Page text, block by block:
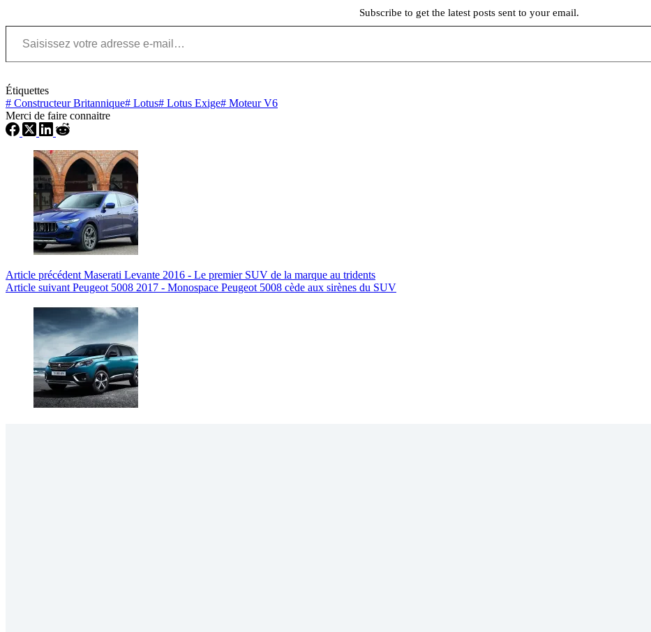
Subscribe to get the latest posts sent to your email.
Saisissez votre adresse e-mail…
Étiquettes
# Constructeur Britannique# Lotus# Lotus Exige# Moteur V6
Merci de faire connaitre
Article précédent Maserati Levante 2016 - Le premier SUV de la marque au tridents
Article suivant Peugeot 5008 2017 - Monospace Peugeot 5008 cède aux sirènes du SUV